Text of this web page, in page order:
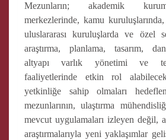
Mezunların; akademik
merkezlerinde, kamu
uluslararası kuruluşlarda ve özel
araştırma, planlama, tasarım,
altyapı varlık yönetimi ve
faaliyetlerinde etkin rol
yetkinliğe sahip olmaları
mezunlarının, ulaştırma
mevcut uygulamaları izleyen değil,
araştırmalarıyla yeni yaklaşımlar